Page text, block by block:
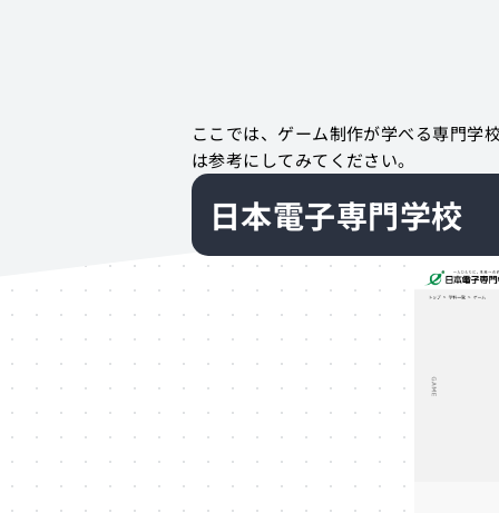
ここでは、ゲーム制作が学べる専門学
は参考にしてみてください。
日本電子専門学校